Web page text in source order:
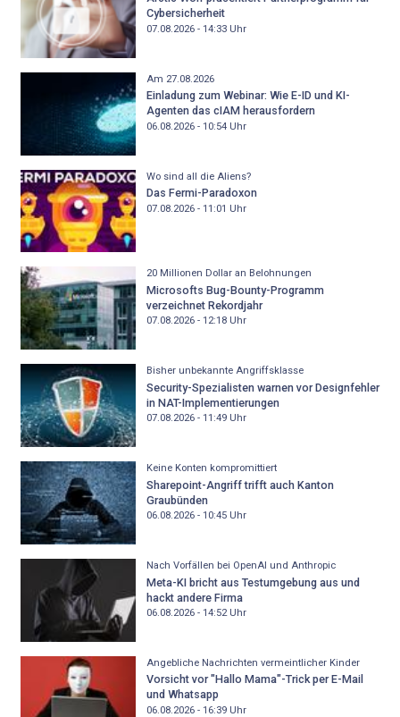
Cybersicherheit
07.08.2026 - 14:33Uhr
Am 27.08.2026
Einladung zum Webinar: Wie E-ID und KI-
Agenten das cIAM herausfordern
06.08.2026 - 10:54Uhr
Wo sind all die Aliens?
Das Fermi-Paradoxon
07.08.2026 - 11:01 Uhr
20 Millionen Dollar an Belohnungen
Microsofts Bug-Bounty-Programm
verzeichnet Rekordjahr
07.08.2026 - 12:18Uhr
Bisher unbekannte Angriffsklasse
Security-Spezialisten warnen vor Designfehler
in NAT-Implementierungen
07.08.2026 - 11:49Uhr
Keine Konten kompromittiert
Sharepoint-Angriff trifft auch Kanton
Graubünden
06.08.2026 - 10:45Uhr
Nach Vorfällen bei OpenAI und Anthropic
Meta-KI bricht aus Testumgebung aus und
hackt andere Firma
06.08.2026 - 14:52Uhr
Angebliche Nachrichten vermeintlicher Kinder
Vorsicht vor "Hallo Mama"-Trick per E-Mail
und Whatsapp
06.08.2026 - 16:39Uhr